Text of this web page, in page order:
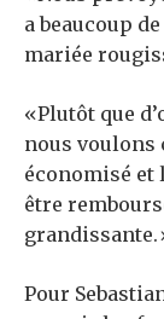
a beaucoup
mariée
«Plutôt que
nous voulons
économisé et
être
Pour